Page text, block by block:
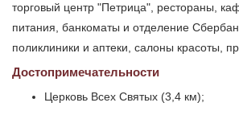
торговый центр "Петрица", рестораны,
питания, банкоматы и отделение
поликлиники и аптеки, салоны красоты,
Достопримечательности
Церковь Всех Святых (3,4 км);